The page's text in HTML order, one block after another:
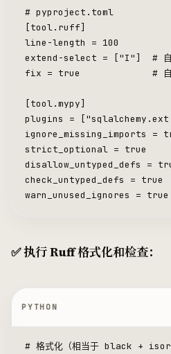
# pyproject.toml
[tool.ruff]
line -length = 100
extend -select = ["I"] #
fix = true #
[tool.mypy]
plugins = [
ignore_missing_imports =
strict_optional = true
disallow_untyped_defs =
check_untyped_defs = true
warn_unused_ignores = true
✅ 执行 Ruff 格式化和检查：
PYTHON
# 格式化（相当于 black +